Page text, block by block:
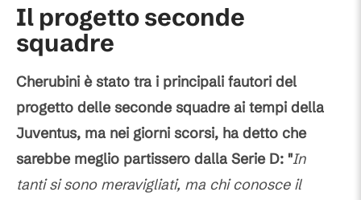
Il progetto seconde
squadre
Cherubini è stato tra i principali fautori del
progetto delle seconde squadre ai tempi della
Juventus, ma nei giorni scorsi, ha detto che
sarebbe meglio partissero dalla Serie D: "In
tanti si sono meravigliati, ma chi conosce il